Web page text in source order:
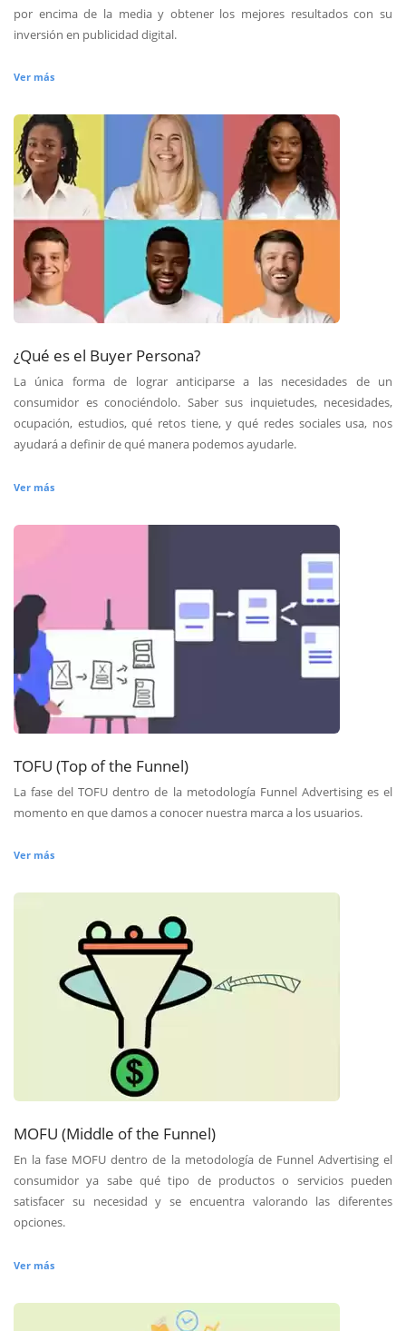
por encima de la media y obtener los mejores resultados con su
inversión en publicidad digital.
Ver más
¿Qué es el Buyer Persona?
La única forma de lograr anticiparse a las necesidades de un
consumidor es conociéndolo. Saber sus inquietudes, necesidades,
ocupación, estudios, qué retos tiene, y qué redes sociales usa, nos
ayudará a definir de qué manera podemos ayudarle.
Ver más
TOFU (Top of the Funnel)
La fase del TOFU dentro de la metodología Funnel Advertising es el
momento en que damos a conocer nuestra marca a los usuarios.
Ver más
MOFU (Middle of the Funnel)
En la fase MOFU dentro de la metodología de Funnel Advertising el
consumidor ya sabe qué tipo de productos o servicios pueden
satisfacer su necesidad y se encuentra valorando las diferentes
opciones.
Ver más